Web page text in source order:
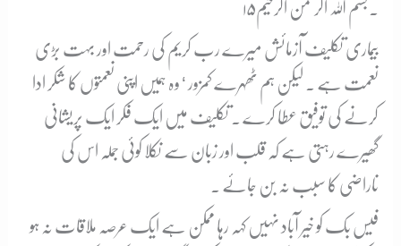
بسم اللہ الرحمن الرحیم
بیماری تکلیف آزمائش میرے رب کریم کی رحمت اور بہت بڑی
نعمت ہے ۔ لیکن ہم ٹھہرے کمزور ‘ وہ ہمیں اپنی نعمتوں کا شکر ادا
کرنے کی توفیق عطا کرے ۔ تکلیف میں ایک فکر ایک پریشانی
گھیرے رہتی ہے کہ قلب اور زبان سے نکلا کوئی جملہ اس کی
ناراضی کا سبب نہ بن جائے ۔
فیس بک کو خیر آباد نہیں کہہ رہا ممکن ہے ایک عرصہ ملاقات نہ ہو